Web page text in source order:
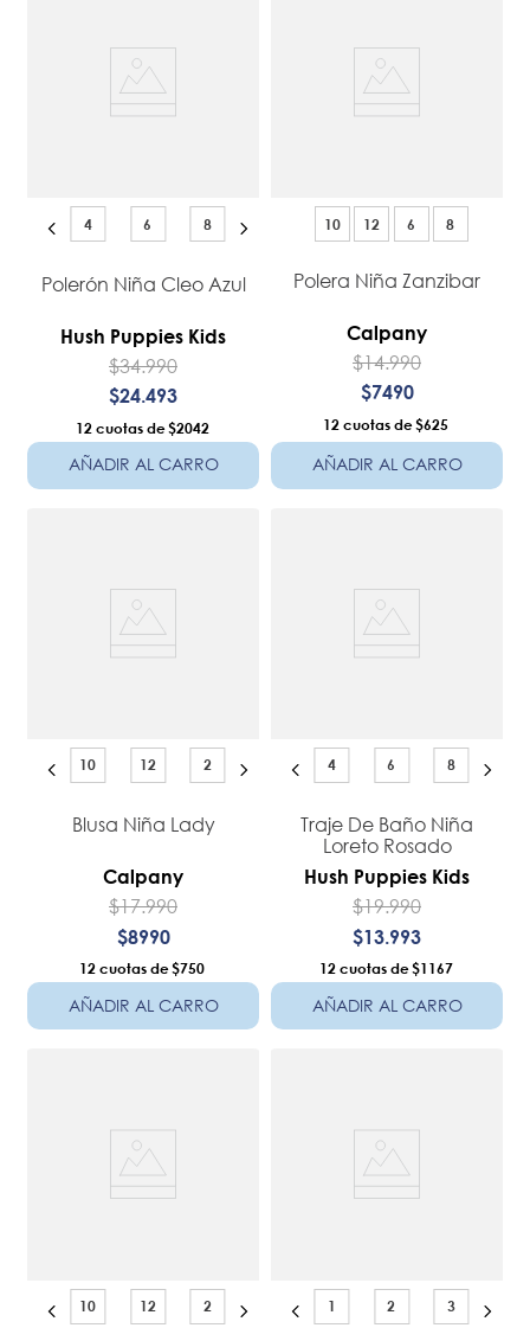
4 6 8
Polerón Niña Cleo Azul
Hush Puppies Kids
$34.990
$24.493
12 $2042
AÑADIR AL CARRO
10 12 6 8
Polera Niña Zanzibar
Calpany
$14.990
$7490
12 $625
AÑADIR AL CARRO
10 12 2
Blusa Niña Lady
Calpany
$17.990
$8990
12 $750
AÑADIR AL CARRO
4 6 8
Traje De Baño Niña
Loreto Rosado
Hush Puppies Kids
$19.990
$13.993
12 $1167
AÑADIR AL CARRO
10 12 2 1 2 3